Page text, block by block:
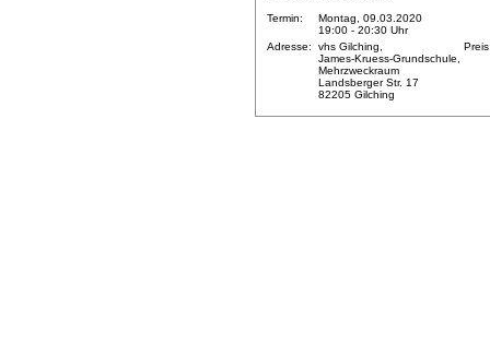
Termin:
Montag, 09.03.2020
19:00 - 20:30 Uhr
Adresse:
vhs Gilching,
James-Kruess-Grundschule,
Mehrzweckraum
Landsberger Str. 17
82205 Gilching